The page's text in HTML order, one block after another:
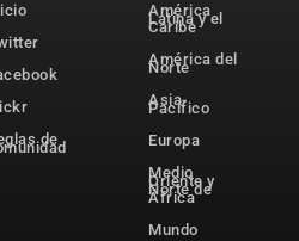
de
América
Latina y el
Caribe
América del
Norte
Asia-
Pacífico
Europa
Medio
Oriente y
Norte de
África
Mundo